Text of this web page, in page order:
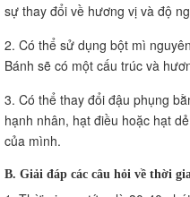
sự thay đổi về hương vị và độ
2. Có thể sử dụng bột mì
Bánh sẽ có một cấu trúc và
3. Có thể thay đổi đậu phụng
hạnh nhân, hạt điều hoặc hạt
của mình.
B. Giải đáp các câu hỏi về thời